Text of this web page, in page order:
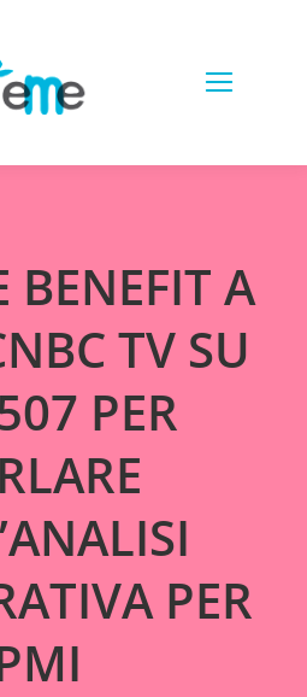
BENEFIT A
TV SU
PER
PER